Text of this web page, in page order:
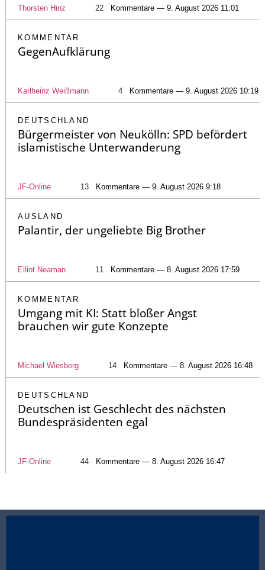
Thorsten Hinz 22 Kommentare — 9. August 2026 11:01
KOMMENTAR
GegenAufklärung
Karlheinz Weißmann 4 Kommentare — 9. August 2026 10:19
DEUTSCHLAND
Bürgermeister von Neukölln: SPD befördert
islamistische Unterwanderung
JF-Online 13 Kommentare — 9. August 2026 9:18
AUSLAND
Palantir, der ungeliebte Big Brother
Elliot Neaman 11 Kommentare — 8. August 2026 17:59
KOMMENTAR
Umgang mit KI: Statt bloßer Angst
brauchen wir gute Konzepte
Michael Wiesberg 14 Kommentare — 8. August 2026 16:48
DEUTSCHLAND
Deutschen ist Geschlecht des nächsten
Bundespräsidenten egal
JF-Online 44 Kommentare — 8. August 2026 16:47